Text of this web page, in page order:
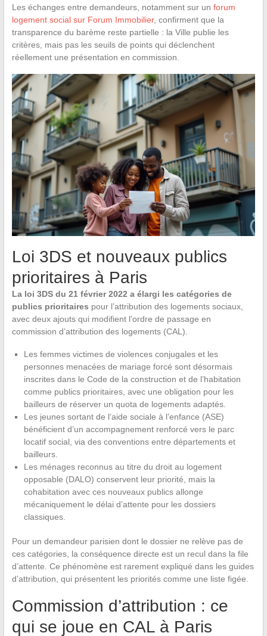
Les échanges entre demandeurs, notamment sur un forum
logement social sur Forum Immobilier, confirment que la
transparence du barème reste partielle : la Ville publie les
critères, mais pas les seuils de points qui déclenchent
réellement une présentation en commission.
Loi 3DS et nouveaux publics
prioritaires à Paris
La loi 3DS du 21 février 2022 a élargi les catégories de
publics prioritaires pour l’attribution des logements sociaux,
avec deux ajouts qui modifient l’ordre de passage en
commission d’attribution des logements (CAL).
Les femmes victimes de violences conjugales et les
personnes menacées de mariage forcé sont désormais
inscrites dans le Code de la construction et de l’habitation
comme publics prioritaires, avec une obligation pour les
bailleurs de réserver un quota de logements adaptés.
Les jeunes sortant de l’aide sociale à l’enfance (ASE)
bénéficient d’un accompagnement renforcé vers le parc
locatif social, via des conventions entre départements et
bailleurs.
Les ménages reconnus au titre du droit au logement
opposable (DALO) conservent leur priorité, mais la
cohabitation avec ces nouveaux publics allonge
mécaniquement le délai d’attente pour les dossiers
classiques.
Pour un demandeur parisien dont le dossier ne relève pas de
ces catégories, la conséquence directe est un recul dans la file
d’attente. Ce phénomène est rarement expliqué dans les guides
d’attribution, qui présentent les priorités comme une liste figée.
Commission d’attribution : ce
qui se joue en CAL à Paris